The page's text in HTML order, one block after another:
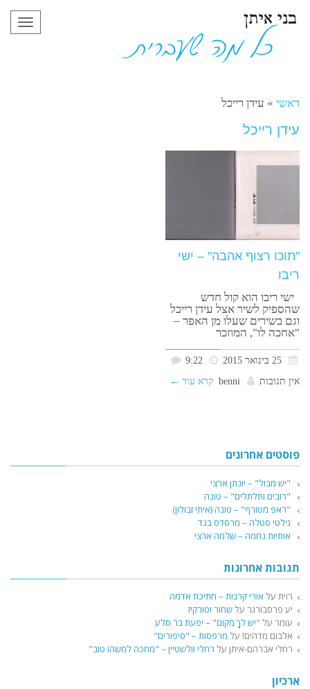
ראשי » עידן רייכל
עידן רייכל
"תוכו רצוף אהבה" – ישי
ריבו
ישי ריבו הוא קול חדש
שהספיק לשיר אצל עידן רייכל
וגם בשירים שעלו מן האפר –
"אחכה לו", המוזכר
אין תגובות
benni קרא עוד ←
פוסטים אחרונים
"יש מבול" – יונתן ארצי
"רובים ותלתלים" – טונה
"ראפ מטורף" – טונה (איתי זבולון)
גילטי סטלה – מרסדס בנד
אותיות נחמה – שלמה ארצי
תגובות אחרונות
רוית על אורי קרנות – חתיכת אדמה
יע פרסבורגר על שחור וטורקיז
עומר על "יש לךָ מקום" – יפעת בר סלע
אלבום מדהים! על מרפסות – "סיפורים"
רחלי אברהם-איתן על רחלי וולשטיין – "מחכה למשהו טוב"
ארכיון